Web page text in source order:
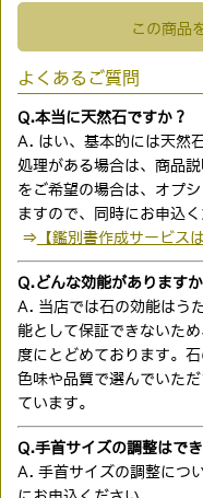
この商品
よくあるご質問
Q.本当に天然石ですか？
A. はい、基本的には天然
処理がある場合は、商品
をご希望の場合は、オプ
ますので、同時にお申込く
⇒ 【鑑別書作成サービス
Q.どんな効能がありますか
A. 当店では石の効能はう
能として保証できないた
度にとどめております。
色味や品質で選んでいた
ています。
Q.手首サイズの調整はで
A. 手首サイズの調整につ